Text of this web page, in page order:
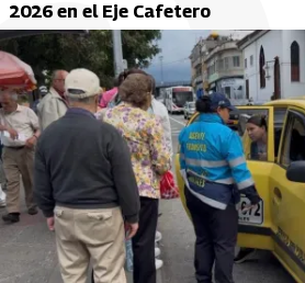
2026 en el Eje Cafetero